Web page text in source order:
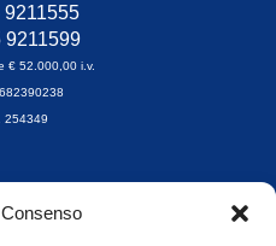
9211555
9211599
€ 52.000,00 i.v.
254349